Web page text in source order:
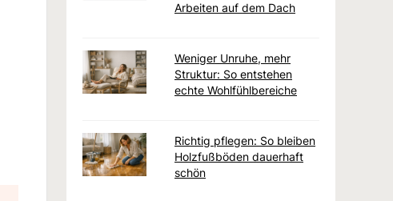
Arbeiten auf dem Dach
Weniger Unruhe, mehr
Struktur: So entstehen
echte Wohlfühlbereiche
Richtig pflegen: So bleiben
Holzfußböden dauerhaft
schön